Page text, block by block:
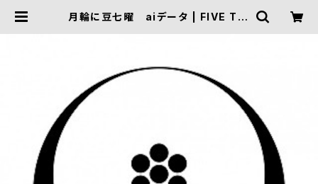
月輪に豆七曜 aiデータ | FIVE TRI